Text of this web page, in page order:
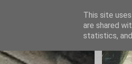
This site
are shared
statistics,